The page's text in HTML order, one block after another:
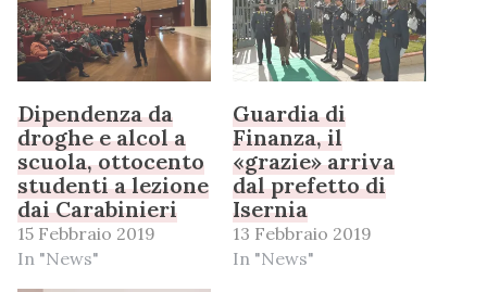
Dipendenza da
droghe e alcol a
scuola, ottocento
studenti a lezione
dai Carabinieri
15 Febbraio 2019
In "News"
Guardia di
Finanza, il
«grazie» arriva
dal prefetto di
Isernia
13 Febbraio 2019
In "News"